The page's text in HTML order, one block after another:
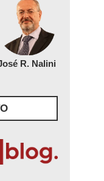
R. Nalini